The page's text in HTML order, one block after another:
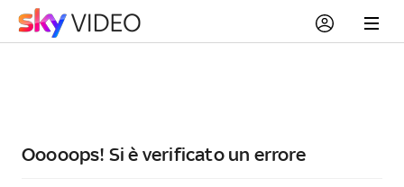
Ooooops! Si è verificato un errore